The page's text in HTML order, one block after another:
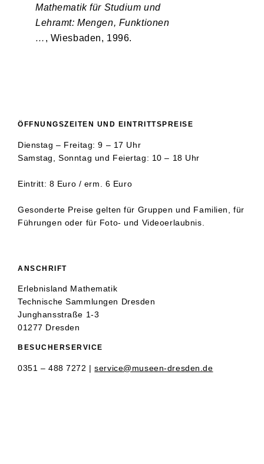
Mathematik für Studium und
Lehramt: Mengen, Funktionen
… , Wiesbaden, 1996.
ÖFFNUNGSZEITEN UND EINTRITTSPREISE
Dienstag – Freitag: 9 – 17 Uhr
Samstag, Sonntag und Feiertag: 10 – 18 Uhr
Eintritt: 8 Euro / erm. 6 Euro
Gesonderte Preise gelten für Gruppen und Familien, für
Führungen oder für Foto- und Videoerlaubnis.
ANSCHRIFT
Erlebnisland Mathematik
Technische Sammlungen Dresden
Junghansstraße 1-3
01277 Dresden
BESUCHERSERVICE
0351 – 488 7272 |service@museen-dresden.de